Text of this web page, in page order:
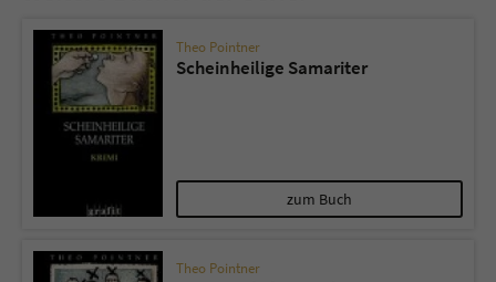
Theo Pointner
Scheinheilige Samariter
zum Buch
Theo Pointner